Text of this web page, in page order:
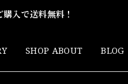
入で送料無料！
SHOP ABOUT BLOG